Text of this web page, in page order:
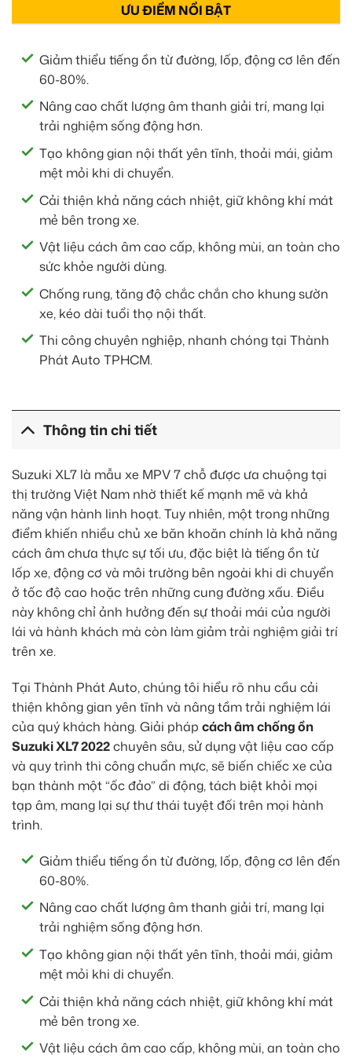
ƯU ĐIỂM NỔI BẬT
Giảm thiểu tiếng ồn từ đường, lốp, động cơ lên đến
60-80%.
Nâng cao chất lượng âm thanh giải trí, mang lại
trải nghiệm sống động hơn.
Tạo không gian nội thất yên tĩnh, thoải mái, giảm
mệt mỏi khi di chuyển.
Cải thiện khả năng cách nhiệt, giữ không khí mát
mẻ bên trong xe.
Vật liệu cách âm cao cấp, không mùi, an toàn cho
sức khỏe người dùng.
Chống rung, tăng độ chắc chắn cho khung sườn
xe, kéo dài tuổi thọ nội thất.
Thi công chuyên nghiệp, nhanh chóng tại Thành
Phát Auto TPHCM.
Thông tin chi tiết
Suzuki XL7 là mẫu xe MPV 7 chỗ được ưa chuộng tại
thị trường Việt Nam nhờ thiết kế mạnh mẽ và khả
năng vận hành linh hoạt. Tuy nhiên, một trong những
điểm khiến nhiều chủ xe băn khoăn chính là khả năng
cách âm chưa thực sự tối ưu, đặc biệt là tiếng ồn từ
lốp xe, động cơ và môi trường bên ngoài khi di chuyển
ở tốc độ cao hoặc trên những cung đường xấu. Điều
này không chỉ ảnh hưởng đến sự thoải mái của người
lái và hành khách mà còn làm giảm trải nghiệm giải trí
trên xe.
Tại Thành Phát Auto, chúng tôi hiểu rõ nhu cầu cải
thiện không gian yên tĩnh và nâng tầm trải nghiệm lái
của quý khách hàng. Giải pháp cách âm chống ồn
Suzuki XL7 2022chuyên sâu, sử dụng vật liệu cao cấp
và quy trình thi công chuẩn mực, sẽ biến chiếc xe của
bạn thành một “ốc đảo” di động, tách biệt khỏi mọi
tạp âm, mang lại sự thư thái tuyệt đối trên mọi hành
trình.
Giảm thiểu tiếng ồn từ đường, lốp, động cơ lên đến
60-80%.
Nâng cao chất lượng âm thanh giải trí, mang lại
trải nghiệm sống động hơn.
Tạo không gian nội thất yên tĩnh, thoải mái, giảm
mệt mỏi khi di chuyển.
Cải thiện khả năng cách nhiệt, giữ không khí mát
mẻ bên trong xe.
Vật liệu cách âm cao cấp, không mùi, an toàn cho